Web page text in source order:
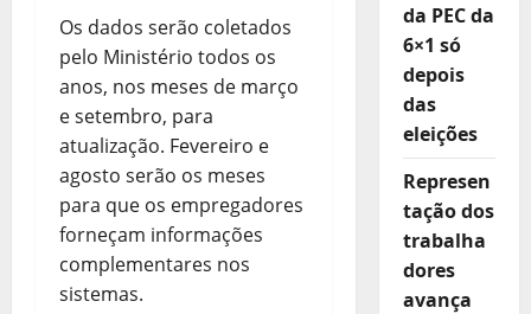
Os dados serão coletados
pelo Ministério todos os
anos, nos meses de março
e setembro, para
atualização. Fevereiro e
agosto serão os meses
para que os empregadores
forneçam informações
complementares nos
sistemas.
da PEC da
6×1 só
depois
das
eleições
Represen
tação dos
trabalha
dores
avança